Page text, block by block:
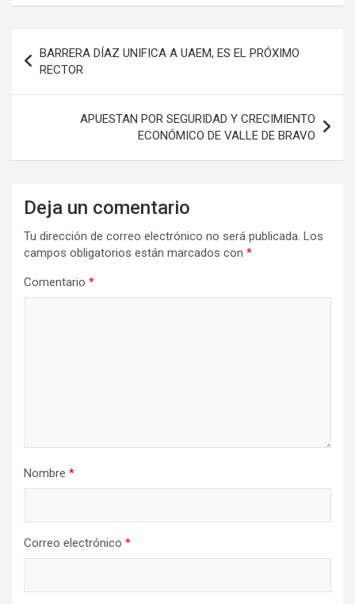
Navegación
de
entradas
BARRERA DÍAZ UNIFICA A UAEM, ES EL PRÓXIMO
RECTOR
APUESTAN POR SEGURIDAD Y CRECIMIENTO
ECONÓMICO DE VALLE DE BRAVO
Deja un comentario
Tu dirección de correo electrónico no será publicada. Los
campos obligatorios están marcados con *
Comentario *
Nombre *
Correo electrónico *